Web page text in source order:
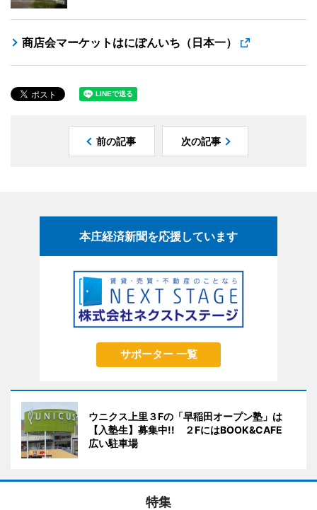
商店会マーケットはにぽんいち（日本一）
前の記事 次の記事
本庄経済新聞を応援しています
サポーター 一覧
ウニクス上里３Fの「早稲田オープン塾」は
【入塾生】募集中!! ２FにはBOOK&CAFE
広い駐車場
特集